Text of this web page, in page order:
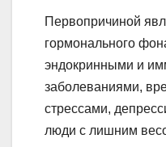
Первопричиной
гормонального
эндокринными и
заболеваниями,
стрессами,
люди с лишним